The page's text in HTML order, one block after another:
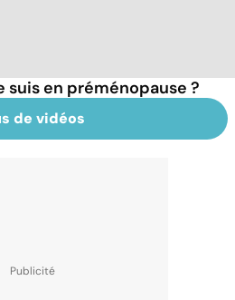
suis en préménopause ?
de vidéos